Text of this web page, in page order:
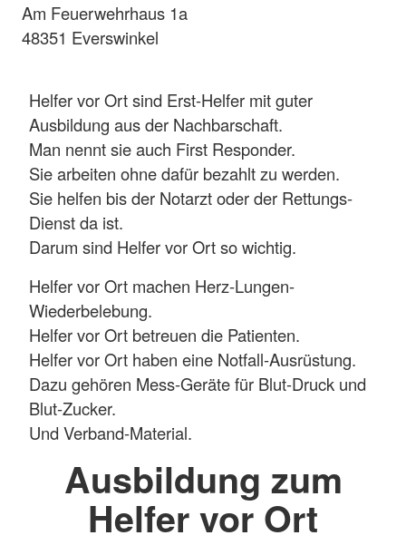
Am Feuerwehrhaus 1a
48351 Everswinkel
Helfer vor Ort sind Erst-Helfer mit guter
Ausbildung aus der Nachbarschaft.
Man nennt sie auch First Responder.
Sie arbeiten ohne dafür bezahlt zu werden.
Sie helfen bis der Notarzt oder der Rettungs-
Dienst da ist.
Darum sind Helfer vor Ort so wichtig.
Helfer vor Ort machen Herz-Lungen-
Wiederbelebung.
Helfer vor Ort betreuen die Patienten.
Helfer vor Ort haben eine Notfall-Ausrüstung.
Dazu gehören Mess-Geräte für Blut-Druck und
Blut-Zucker.
Und Verband-Material.
Ausbildung zum
Helfer vor Ort